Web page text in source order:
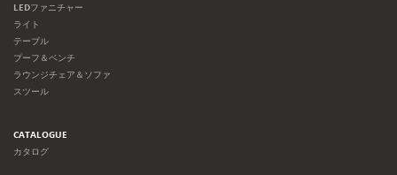
LEDファニチャー
ライト
テーブル
プーフ＆ベンチ
ラウンジチェア＆ソファ
スツール
CATALOGUE
カタログ